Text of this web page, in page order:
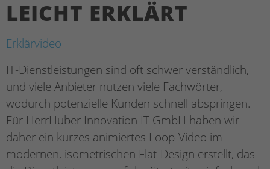
LEICHT ERKLÄRT
Erklärvideo
IT-Dienstleistungen sind oft schwer verständlich,
und viele Anbieter nutzen viele Fachwörter,
wodurch potenzielle Kunden schnell abspringen.
Für HerrHuber Innovation IT GmbH haben wir
daher ein kurzes animiertes Loop-Video im
modernen, isometrischen Flat-Design erstellt, das